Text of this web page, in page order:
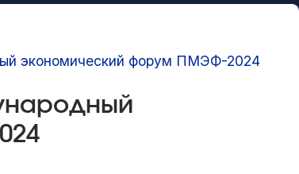
экономический форум ПМЭФ-2024